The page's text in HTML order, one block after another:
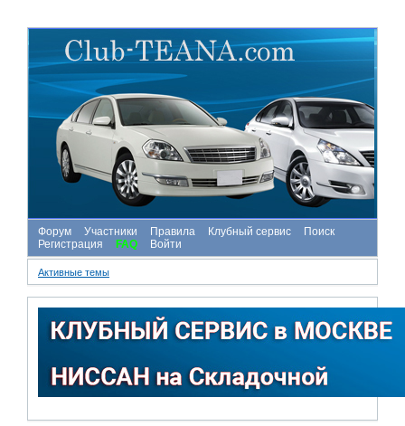
Форум Участники Правила Клубный сервис
Поиск
Регистрация
FAQ Войти
Активные темы